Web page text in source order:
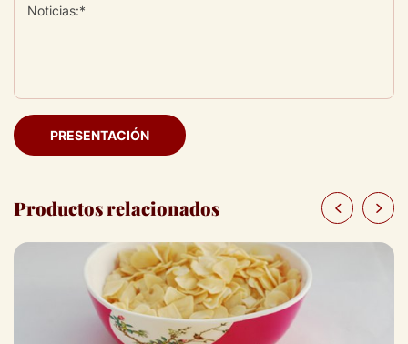
Noticias:*
PRESENTACIÓN
Productos relacionados